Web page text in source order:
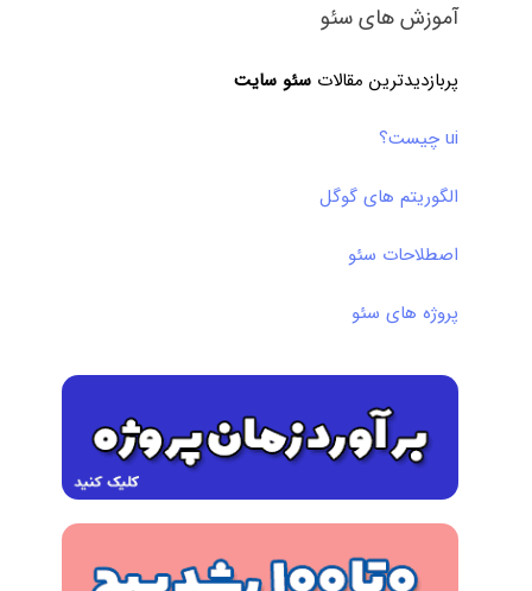
آموزش های سئو
پربازدیدترین مقالات سئو سایت
ui چیست؟
الگوریتم های گوگل
اصطلاحات سئو
پروژه های سئو